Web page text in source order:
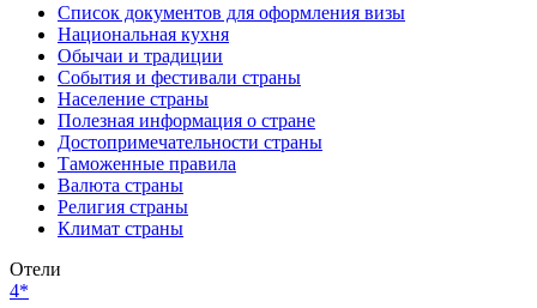
Список документов для оформления визы
Национальная кухня
Обычаи и традиции
События и фестивали страны
Население страны
Полезная информация о стране
Достопримечательности страны
Таможенные правила
Валюта страны
Религия страны
Климат страны
Отели
4*